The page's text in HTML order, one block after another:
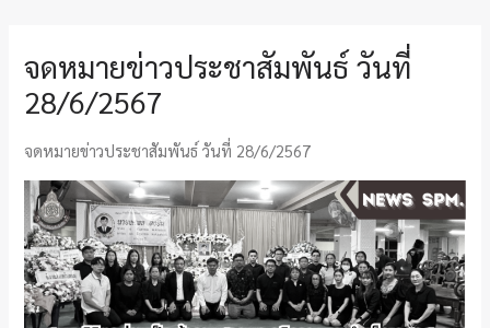
จดหมายข่าวประชาสัมพันธ์ วันที่
28/6/2567
จดหมายข่าวประชาสัมพันธ์ วันที่ 28/6/2567